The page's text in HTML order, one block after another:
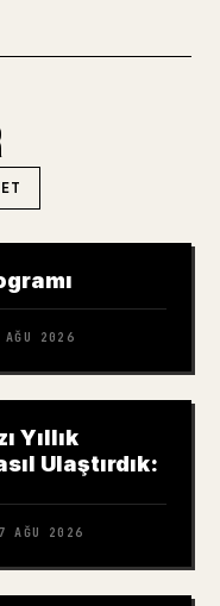
2026
Yıllık
Ulaştırdık:
AĞU 2026